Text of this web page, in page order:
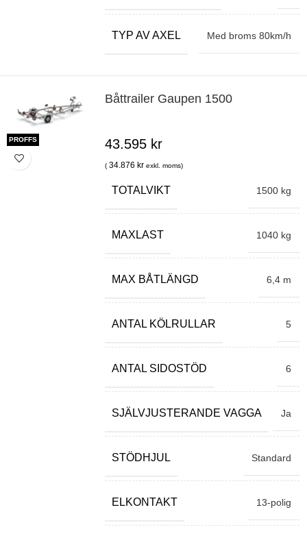
TYP AV AXEL Med broms 80km/h
PROFFS
Båttrailer Gaupen 1500
43.595 kr
(34.876 kr exkl. moms)
TOTALVIKT 1500 kg
MAXLAST 1040 kg
MAX BÅTLÄNGD 6,4 m
ANTAL KÖLRULLAR 5
ANTAL SIDOSTÖD 6
SJÄLVJUSTERANDE VAGGA Ja
STÖDHJUL Standard
ELKONTAKT 13-polig